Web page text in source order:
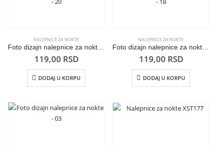
NALEPNICE ZA NOKTE
119,00 RSD
DODAJ U KORPU
NALEPNICE ZA NOKTE
119,00 RSD
DODAJ U KORPU